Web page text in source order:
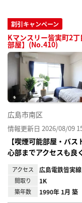
割引キャンペーン
Kマンスリー皆実町2
部屋】(No.410)
広島市南区
情報更新日 2026/08/09
【喫煙可能部屋・バ
心部までアクセスも良
アクセス 広島電鉄皆実
間取り 1K
築年数 1990年 1月 築